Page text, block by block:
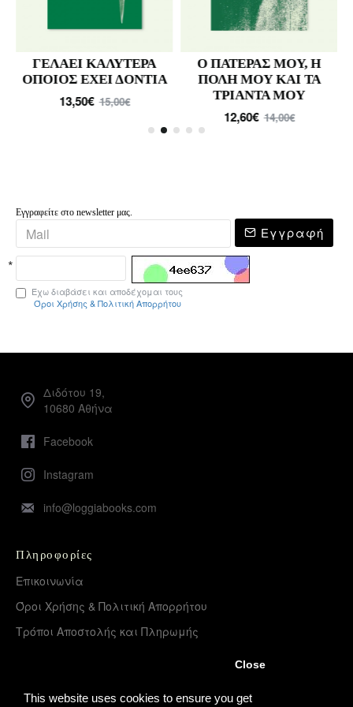
This website uses cookies to ensure you get
Close
ΓΕΛΑΕΙ ΚΑΛΥΤΕΡΑ
ΟΠΟΙΟΣ ΕΧΕΙ ΔΟΝΤΙΑ
13,50€ 15,00€
Ο ΠΑΤΕΡΑΣ ΜΟΥ, Η
ΠΟΛΗ ΜΟΥ ΚΑΙ ΤΑ
ΤΡΙΑΝΤΑ ΜΟΥ
12,60€ 14,00€
Εγγραφείτε στο newsletter μας.
Εγγραφή
Έχω διαβάσει και αποδέχομαι τους
Όροι Χρήσης & Πολιτική Απορρήτου
Διδότου 19,
10680 Αθήνα
Facebook
Instagram
info@loggiabooks.com
Πληροφορίες
Επικοινωνία
Όροι Χρήσης & Πολιτική Απορρήτου
Τρόποι Αποστολής και Πληρωμής